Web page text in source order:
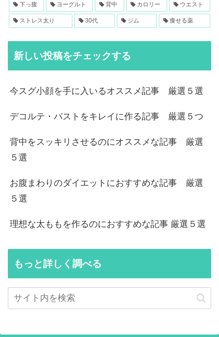
下っ腹 ヨーグルト 背中 カロリー ウエスト
ストレス太り 30代 ジム 痩せる薬
新しい投稿をチェックする
今スグ小顔を手に入いるオススメ記事 厳選５選
デコルテ・バストをキレイに作る記事 厳選５つ
背中をスッキリさせるのにオススメな記事 厳選
５選
お腹まわりのダイエットにおすすめな記事 厳選
５選
理想な太ももを作るのにおすすめな記事 厳選５選
もっと詳しく調べる